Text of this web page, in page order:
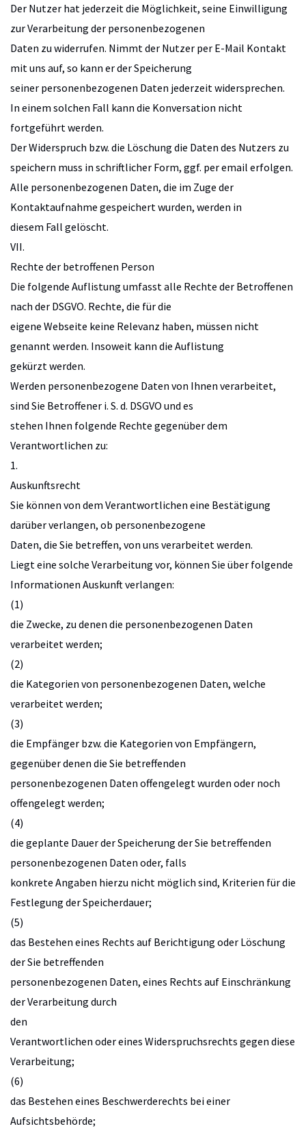
Der Nutzer hat jederzeit die Möglichkeit, seine Einwilligung
zur Verarbeitung der personenbezogenen
Daten zu widerrufen. Nimmt der Nutzer per E-Mail Kontakt
mit uns auf, so kann er der Speicherung
seiner personenbezogenen Daten jederzeit widersprechen.
In einem solchen Fall kann die Konversation nicht
fortgeführt werden.
Der Widerspruch bzw. die Löschung die Daten des Nutzers zu
speichern muss in schriftlicher Form, ggf. per email erfolgen.
Alle personenbezogenen Daten, die im Zuge der
Kontaktaufnahme gespeichert wurden, werden in
diesem Fall gelöscht.
VII.
Rechte der betroffenen Person
Die folgende Auflistung umfasst alle Rechte der Betroffenen
nach der DSGVO. Rechte, die für die
eigene Webseite keine Relevanz haben, müssen nicht
genannt werden. Insoweit kann die Auflistung
gekürzt werden.
Werden personenbezogene Daten von Ihnen verarbeitet,
sind Sie Betroffener i. S. d. DSGVO und es
stehen Ihnen folgende Rechte gegenüber dem
Verantwortlichen zu:
1.
Auskunftsrecht
Sie können von dem Verantwortlichen eine Bestätigung
darüber verlangen, ob personenbezogene
Daten, die Sie betreffen, von uns verarbeitet werden.
Liegt eine solche Verarbeitung vor, können Sie über folgende
Informationen Auskunft verlangen:
(1)
die Zwecke, zu denen die personenbezogenen Daten
verarbeitet werden;
(2)
die Kategorien von personenbezogenen Daten, welche
verarbeitet werden;
(3)
die Empfänger bzw. die Kategorien von Empfängern,
gegenüber denen die Sie betreffenden
personenbezogenen Daten offengelegt wurden oder noch
offengelegt werden;
(4)
die geplante Dauer der Speicherung der Sie betreffenden
personenbezogenen Daten oder, falls
konkrete Angaben hierzu nicht möglich sind, Kriterien für die
Festlegung der Speicherdauer;
(5)
das Bestehen eines Rechts auf Berichtigung oder Löschung
der Sie betreffenden
personenbezogenen Daten, eines Rechts auf Einschränkung
der Verarbeitung durch
den
Verantwortlichen oder eines Widerspruchsrechts gegen diese
Verarbeitung;
(6)
das Bestehen eines Beschwerderechts bei einer
Aufsichtsbehörde;